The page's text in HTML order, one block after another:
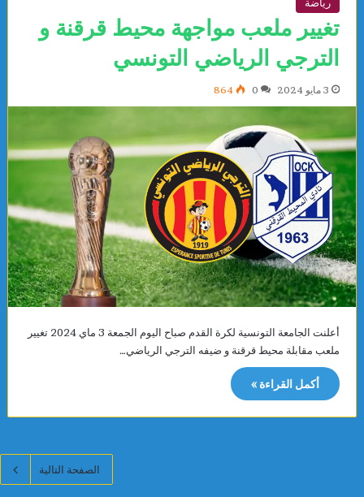
رياضة
تغيير ملعب مواجهة محيط قرقنة و
الترجي الرياضي التونسي
3 مايو 2024 0
864
أعلنت الجامعة التونسية لكرة القدم صباح اليوم الجمعة 3 ماي 2024 تغيير
ملعب مقابلة محيط قرقنة و ضيفه الترجي الرياضي…
أكمل القراءة »
الصفحة التالية